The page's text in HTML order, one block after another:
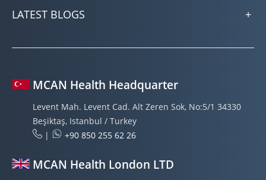
LATEST BLOGS
MCAN Health Headquarter
Levent Mah. Levent Cad. Alt Zeren Sok, No:5/1 34330
Beşiktaş, Istanbul / Turkey
|
+90 850 255 62 26
MCAN Health London LTD